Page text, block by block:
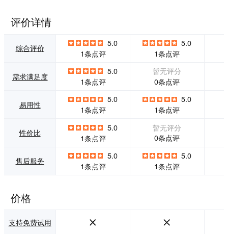
效筛选的要求。
评价详情
综合评价
5.0
1条点评
5.0
1条点评
需求满足度
5.0
1条点评
暂无评分
0条点评
易用性
5.0
1条点评
5.0
1条点评
性价比
5.0
1条点评
暂无评分
0条点评
售后服务
5.0
1条点评
5.0
1条点评
价格
支持免费试用